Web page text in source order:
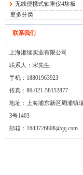
无线便携式轴重仪4块板
更多分类
联系我们
上海湘续实业有限公司
联系人：宋先生
手机：18801963923
传真：86-021-58152877
地址：上海浦东新区周浦镇
3号1403
邮箱： 1643726808@qq.com